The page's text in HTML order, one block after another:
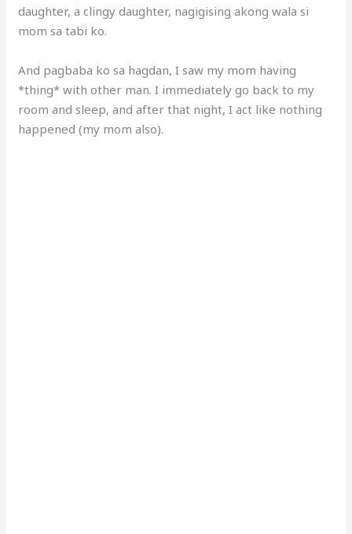
daughter, a clingy daughter, nagigising akong wala si
mom sa tabi ko.
And pagbaba ko sa hagdan, I saw my mom having
*thing* with other man. I immediately go back to my
room and sleep, and after that night, I act like nothing
happened (my mom also).